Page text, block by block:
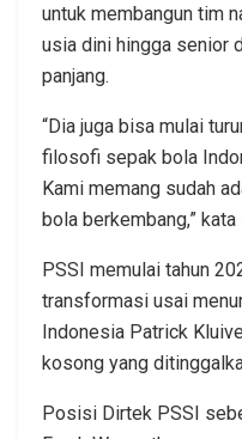
untuk membangun tim
usia dini hingga senior
panjang.
“Dia juga bisa mulai
filosofi sepak bola
Kami memang sudah
bola berkembang,” kata
PSSI memulai tahun
transformasi usai
Indonesia Patrick
kosong yang
Posisi Dirtek PSSI